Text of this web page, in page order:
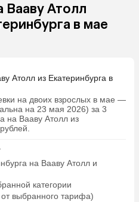
на
кто
и не
как
в
и в
ты
Вааву Атолл
в мае
Атолл из Екатеринбурга в
на двоих взрослых в мае —
на 23 мая 2026) за 3
на Вааву Атолл из
на Вааву Атолл и
категории
выбранного тарифа)